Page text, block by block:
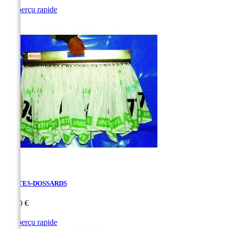
Aperçu rapide
PORTES-DOSSARDS
91,80 €
Aperçu rapide